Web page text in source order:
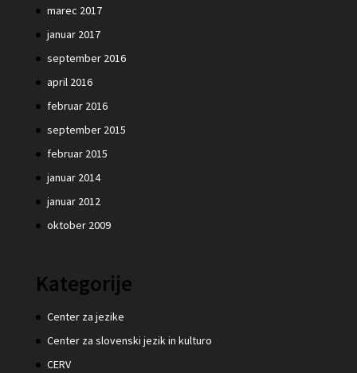
marec 2017
januar 2017
september 2016
april 2016
februar 2016
september 2015
februar 2015
januar 2014
januar 2012
oktober 2009
Kategorije
Center za jezike
Center za slovenski jezik in kulturo
CERV